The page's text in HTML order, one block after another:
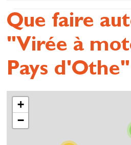
Que faire
"Virée à
Pays d'Othe"
+
−